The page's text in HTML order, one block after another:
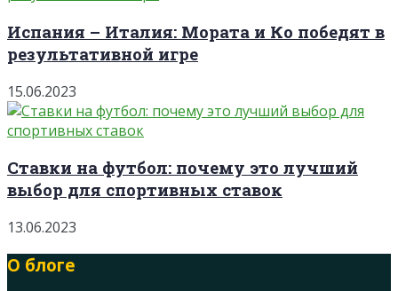
Испания – Италия: Мората и Ко победят в
результативной игре
15.06.2023
Ставки на футбол: почему это лучший
выбор для спортивных ставок
13.06.2023
О блоге